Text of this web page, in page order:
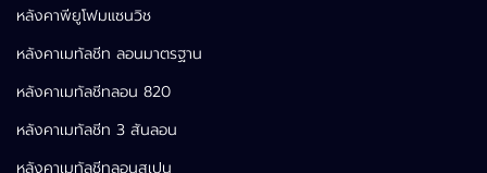
หลังคาพียูโฟมแซนวิช
หลังคาเมทัลชีท ลอนมาตรฐาน
หลังคาเมทัลชีทลอน 820
หลังคาเมทัลชีท 3 สันลอน
หลังคาเมทัลชีทลอนสเปน